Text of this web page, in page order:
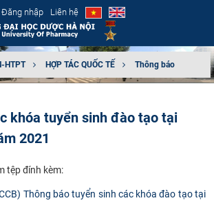
Đăng nhập Liên hệ
HTPT HỢP TÁC QUỐC TẾ Thông báo
khóa tuyển sinh đào tạo tại
2021
tệp đính kèm: